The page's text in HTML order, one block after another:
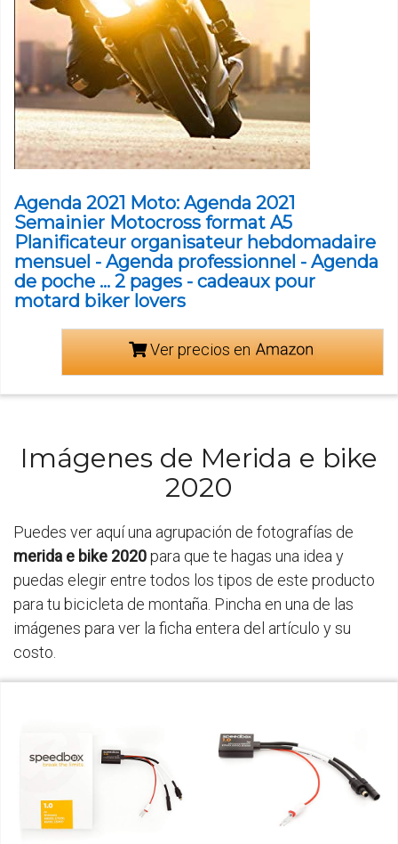
Agenda 2021 Moto: Agenda 2021
Semainier Motocross format A5
Planificateur organisateur hebdomadaire
mensuel - Agenda professionnel - Agenda
de poche ... 2 pages - cadeaux pour
motard biker lovers
Ver precios en
Imágenes de Merida e bike
2020
Puedes ver aquí una agrupación de fotografías de
merida e bike 2020para que te hagas una idea y
puedas elegir entre todos los tipos de este producto
para tu bicicleta de montaña. Pincha en una de las
imágenes para ver la ficha entera del artículo y su
costo.